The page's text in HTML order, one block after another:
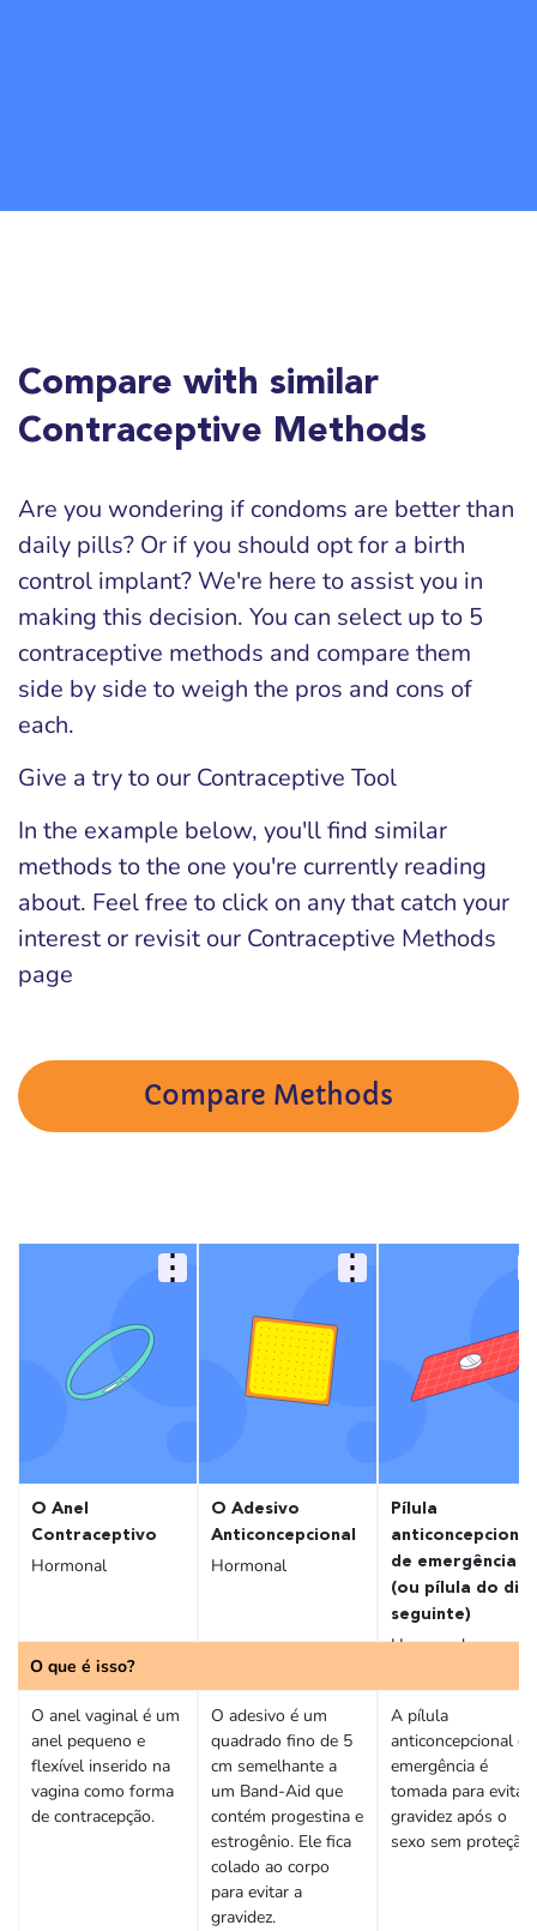
Compare with similar
Contraceptive Methods
Are you wondering if condoms are better than
daily pills? Or if you should opt for a birth
control implant? We're here to assist you in
making this decision. You can select up to 5
contraceptive methods and compare them
side by side to weigh the pros and cons of
each.
Give a try to our Contraceptive Tool
In the example below, you'll find similar
methods to the one you're currently reading
about. Feel free to click on any that catch your
interest or revisit our Contraceptive Methods
page
Compare Methods
O Anel
Contraceptivo
Hormonal
O que é isso?
O anel vaginal é um
anel pequeno e
flexível inserido na
vagina como forma
de contracepção.
O Adesivo
Anticoncepcional
Hormonal
O adesivo é um
quadrado fino de 5
cm semelhante a
um Band-Aid que
contém progestina e
estrogênio. Ele fica
colado ao corpo
para evitar a
gravidez.
Pílula
anticoncepcional
de emergência
(ou pílula do dia
seguinte)
Hormonal
A pílula
anticoncepcional de
emergência é
tomada para evitar
gravidez após o
sexo sem proteção.